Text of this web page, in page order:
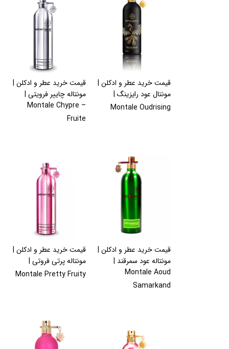
قیمت خرید عطر و ادکلن |
مونتاله عود سمرقند |
Montale Aoud
Samarkand
قیمت خرید عطر و ادکلن |
مونتاله پرتی فروتی |
Montale Pretty Fruity
قیمت خرید عطر و ادکلن |
مونتال عود رایزینگ |
Montale Oudrising
قیمت خرید عطر و ادکلن |
مونتاله چاییر فرویتی |
Montale Chypre –
Fruite